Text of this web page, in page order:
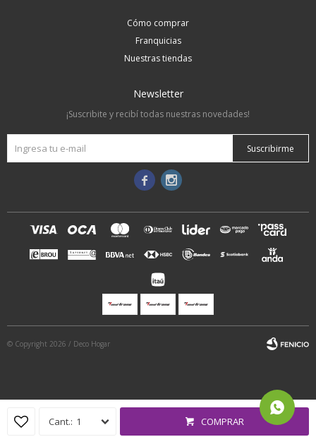
1 COMPRAR
Cómo comprar
Franquicias
Nuestras tiendas
Newsletter
¡Suscribite y recibí todas nuestras novedades!
Suscribirme
 
© Copyright 2026 / Deco Hogar